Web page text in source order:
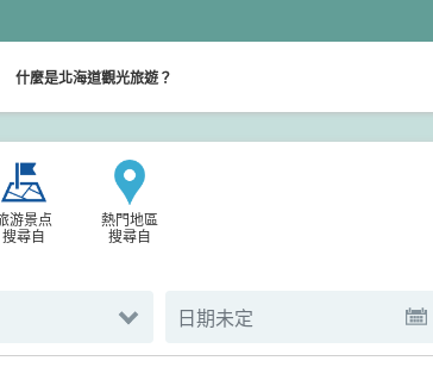
什麼是北海道觀光旅遊？
游景点
搜尋自
熱門地區
搜尋自